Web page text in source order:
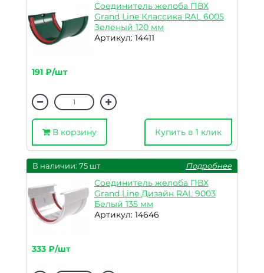
Соединитель желоба ПВХ
Grand Line Классика RAL 6005
Зеленый 120 мм
Артикул: 14411
191 ₽/шт
В корзину Купить в 1 клик
В наличии: 75 шт Подробнее
Соединитель желоба ПВХ
Grand Line Дизайн RAL 9003
Белый 135 мм
Артикул: 14646
333 ₽/шт